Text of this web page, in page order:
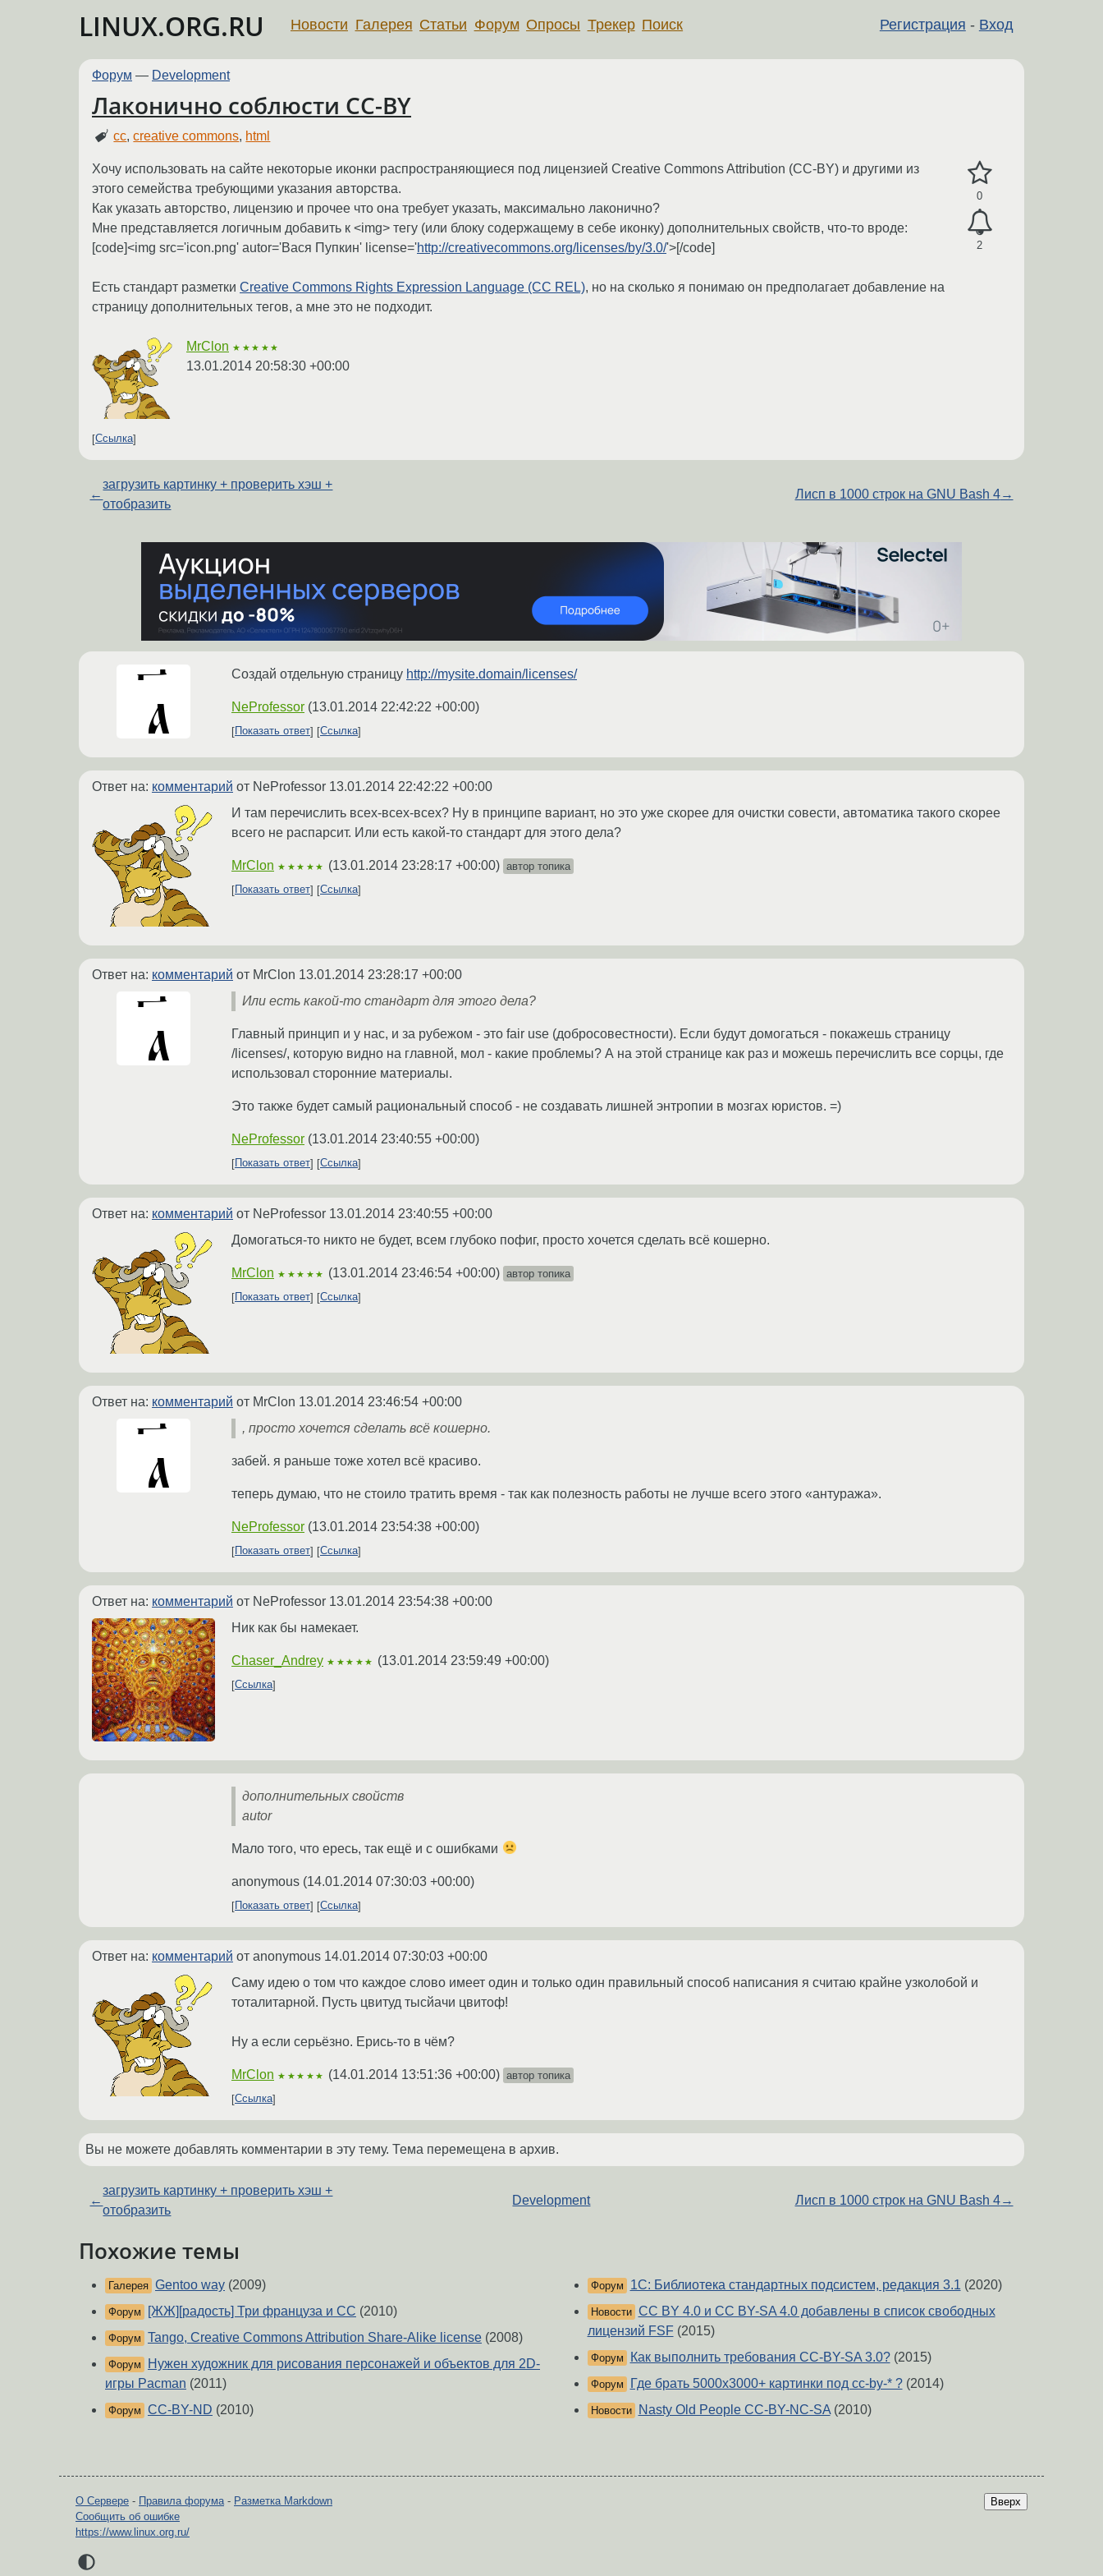
LINUX.ORG.RU Регистрация - Вход
Новости Галерея Статьи Форум Опросы Трекер Поиск
Форум — Development
Лаконично соблюсти CC-BY
cc,creative commons, html
0
2
Хочу использовать на сайте некоторые иконки распространяющиеся под лицензией Creative Commons Attribution (CC-BY) и другими из
этого семейства требующими указания авторства.
Как указать авторство, лицензию и прочее что она требует указать, максимально лаконично?
Мне представляется логичным добавить к <img> тегу (или блоку содержащему в себе иконку) дополнительных свойств, что-то вроде:
[code]<img src='icon.png' autor='Вася Пупкин' license='http://creativecommons.org/licenses/by/3.0/‎'>[/code]
Есть стандарт разметки Creative Commons Rights Expression Language (CC REL), но на сколько я понимаю он предполагает добавление на
страницу дополнительных тегов, а мне это не подходит.
MrClon ★★★★★
13.01.2014 20:58:30 +00:00
Ссылка
←
загрузить картинку + проверить хэш +
отобразить
Лисп в 1000 строк на GNU Bash 4→
Создай отдельную страницу http://mysite.domain/licenses/
NeProfessor (13.01.2014 22:42:22 +00:00)
Показать ответ Ссылка
Ответ на: комментарий от NeProfessor 13.01.2014 22:42:22 +00:00
И там перечислить всех-всех-всех? Ну в принципе вариант, но это уже скорее для очистки совести, автоматика такого скорее
всего не распарсит. Или есть какой-то стандарт для этого дела?
MrClon ★★★★★ (13.01.2014 23:28:17 +00:00) автор топика
Показать ответ
Ссылка
Ответ на: комментарий от MrClon 13.01.2014 23:28:17 +00:00
Или есть какой-то стандарт для этого дела?
Главный принцип и у нас, и за рубежом - это fair use (добросовестности). Если будут домогаться - покажешь страницу
/licenses/, которую видно на главной, мол - какие проблемы? А на этой странице как раз и можешь перечислить все сорцы, где
использовал сторонние материалы.
Это также будет самый рациональный способ - не создавать лишней энтропии в мозгах юристов. =)
NeProfessor (13.01.2014 23:40:55 +00:00)
Показать ответ Ссылка
Ответ на: комментарий от NeProfessor 13.01.2014 23:40:55 +00:00
Домогаться-то никто не будет, всем глубоко пофиг, просто хочется сделать всё кошерно.
MrClon ★★★★★ (13.01.2014 23:46:54 +00:00) автор топика
Показать ответ
Ссылка
Ответ на: комментарий от MrClon 13.01.2014 23:46:54 +00:00
, просто хочется сделать всё кошерно.
забей. я раньше тоже хотел всё красиво.
теперь думаю, что не стоило тратить время - так как полезность работы не лучше всего этого «антуража».
NeProfessor (13.01.2014 23:54:38 +00:00)
Показать ответ Ссылка
Ответ на: комментарий от NeProfessor 13.01.2014 23:54:38 +00:00
Ник как бы намекает.
Chaser_Andrey ★★★★★ (13.01.2014 23:59:49 +00:00)
Ссылка
дополнительных свойств
autor
Мало того, что ересь, так ещё и с ошибками
anonymous (14.01.2014 07:30:03 +00:00)
Показать ответ Ссылка
Ответ на: комментарий от anonymous 14.01.2014 07:30:03 +00:00
Саму идею о том что каждое слово имеет один и только один правильный способ написания я считаю крайне узколобой и
тоталитарной. Пусть цвитуд тысйачи цвитоф!
Ну а если серьёзно. Ерись-то в чём?
MrClon ★★★★★ (14.01.2014 13:51:36 +00:00) автор топика
Ссылка
Вы не можете добавлять комментарии в эту тему. Тема перемещена в архив.
←
загрузить картинку + проверить хэш +
отобразить
Development Лисп в 1000 строк на GNU Bash 4→
Похожие темы
Галерея Gentoo way (2009)
Форум [ЖЖ][радость] Три француза и СС (2010)
Форум Tango, Creative Commons Attribution Share-Alike license (2008)
Форум
Нужен художник для рисования персонажей и объектов для 2D-
игры Pacman (2011)
Форум CC-BY-ND (2010)
Форум 1С: Библиотека стандартных подсистем, редакция 3.1 (2020)
Новости CC BY 4.0 и CC BY-SA 4.0 добавлены в список свободных
лицензий FSF (2015)
Форум Как выполнить требования CC-BY-SA 3.0?(2015)
Форум Где брать 5000x3000+ картинки под cc-by-* ?(2014)
Новости Nasty Old People CC-BY-NC-SA(2010)
Вверх
О Сервере - Правила форума- Разметка Markdown
Сообщить об ошибке
https://www.linux.org.ru/